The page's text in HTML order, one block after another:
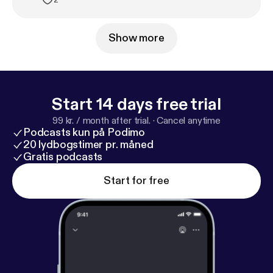
Show more
Start 14 days free trial
99 kr. / month after trial. ·Cancel anytime
Podcasts kun på Podimo
20 lydbogstimer pr. måned
Gratis podcasts
Start for free